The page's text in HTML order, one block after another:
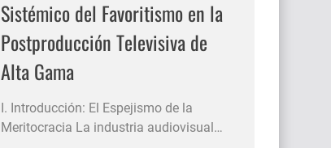
Sistémico del Favoritismo en la
Postproducción Televisiva de
Alta Gama
I. Introducción: El Espejismo de la
Meritocracia La industria audiovisual